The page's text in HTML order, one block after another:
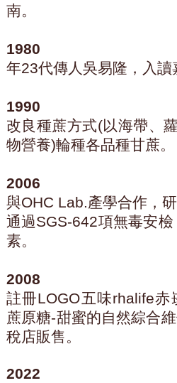
南。
1980
年23代傳人吳易隆，入讀
1990
改良種蔗方式(以海帶、
物營養)輪種各品種甘蔗。
2006
與OHC Lab.產學合作，
通過SGS-642項無毒安
素。
2008
註冊LOGO五味rhalife
蔗原糖-甜蜜的自然綜合
稅店販售。
2022